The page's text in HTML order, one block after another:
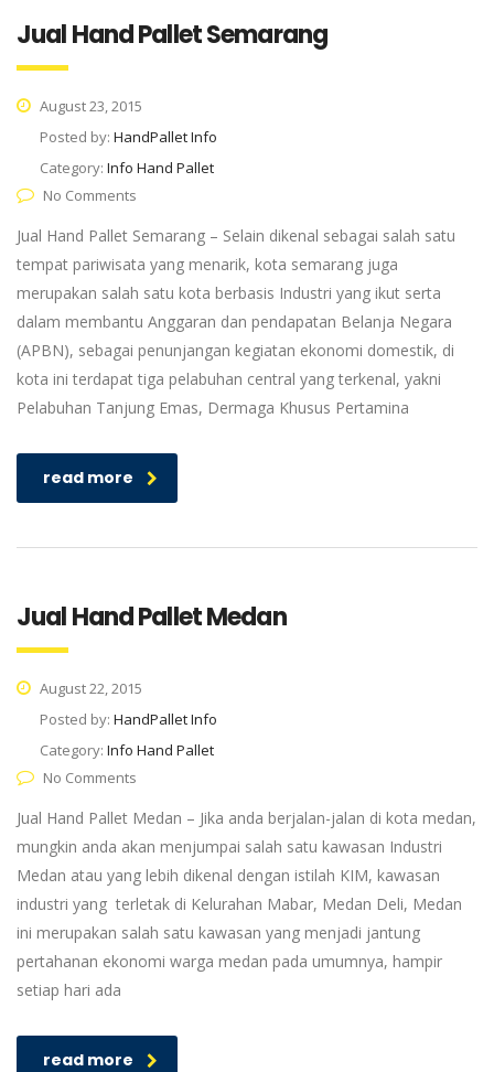
Jual Hand Pallet Semarang
August 23, 2015
Posted by: HandPallet Info
Category: Info Hand Pallet
No Comments
Jual Hand Pallet Semarang – Selain dikenal sebagai salah satu
tempat pariwisata yang menarik, kota semarang juga
merupakan salah satu kota berbasis Industri yang ikut serta
dalam membantu Anggaran dan pendapatan Belanja Negara
(APBN), sebagai penunjangan kegiatan ekonomi domestik, di
kota ini terdapat tiga pelabuhan central yang terkenal, yakni
Pelabuhan Tanjung Emas, Dermaga Khusus Pertamina
read more
Jual Hand Pallet Medan
August 22, 2015
Posted by: HandPallet Info
Category: Info Hand Pallet
No Comments
Jual Hand Pallet Medan – Jika anda berjalan-jalan di kota medan,
mungkin anda akan menjumpai salah satu kawasan Industri
Medan atau yang lebih dikenal dengan istilah KIM, kawasan
industri yang terletak di Kelurahan Mabar, Medan Deli, Medan
ini merupakan salah satu kawasan yang menjadi jantung
pertahanan ekonomi warga medan pada umumnya, hampir
setiap hari ada
read more